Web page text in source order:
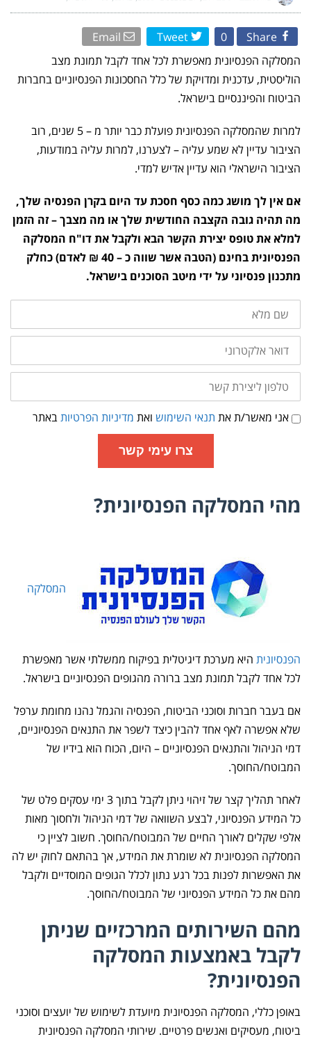
המסלקה
יותר
כסף?
Share
0
Tweet
Email
המסלקה הפנסיונית מאפשרת לכל אחד לקבל תמונת מצב
הוליסטית, עדכנית ומדויקת של כלל החסכונות הפנסיוניים בחברות
הביטוח והפיננסיים בישראל.
למרות שהמסלקה הפנסיונית פועלת כבר יותר מ – 5 שנים, רוב
הציבור עדיין לא שמע עליה – לצערנו, למרות עליה במודעות,
הציבור הישראלי הוא עדיין אדיש למדי.
אם אין לך מושג כמה כסף חסכת עד היום בקרן הפנסיה שלך,
מה תהיה גובה הקצבה החודשית שלך או מה מצבך – זה הזמן
למלא את טופס יצירת הקשר הבא ולקבל את דו"ח המסלקה
הפנסיונית בחינם (הטבה אשר שווה כ – 40 ₪ לאדם) כחלק
מתכנון פנסיוני על ידי מיטב הסוכנים בישראל.
שם
מלא
דואר
אלקטרוני
טלפון
ליצירת
קשר
תנאי
שימוש
אני מאשר/ת את תנאי השימוש ואת מדיניות הפרטיותבאתר
צרו עימי קשר
מהי המסלקה הפנסיונית?
המסלקה
הפנסיונית היא מערכת דיגיטלית בפיקוח ממשלתי אשר מאפשרת
לכל אחד לקבל תמונת מצב ברורה מהגופים הפנסיוניים בישראל.
אם בעבר חברות וסוכני הביטוח, הפנסיה והגמל נהנו מחומת ערפל
שלא אפשרה לאף אחד להבין כיצד לשפר את התנאים הפנסיוניים,
דמי הניהול והתנאים הפנסיוניים – היום, הכוח הוא בידיו של
המבוטח/החוסך.
לאחר תהליך קצר של זיהוי ניתן לקבל בתוך 3 ימי עסקים פלט של
כל המידע הפנסיוני, לבצע השוואה של דמי הניהול ולחסוך מאות
אלפי שקלים לאורך החיים של המבוטח/החוסך. חשוב לציין כי
המסלקה הפנסיונית לא שומרת את המידע, אך בהתאם לחוק יש לה
את האפשרות לפנות בכל רגע נתון לכלל הגופים המוסדיים ולקבל
מהם את כל המידע הפנסיוני של המבוטח/החוסך.
מהם השירותים המרכזיים שניתן
לקבל באמצעות המסלקה
הפנסיונית?
באופן כללי, המסלקה הפנסיונית מיועדת לשימוש של יועצים וסוכני
ביטוח, מעסיקים ואנשים פרטיים. שירותי המסלקה הפנסיונית